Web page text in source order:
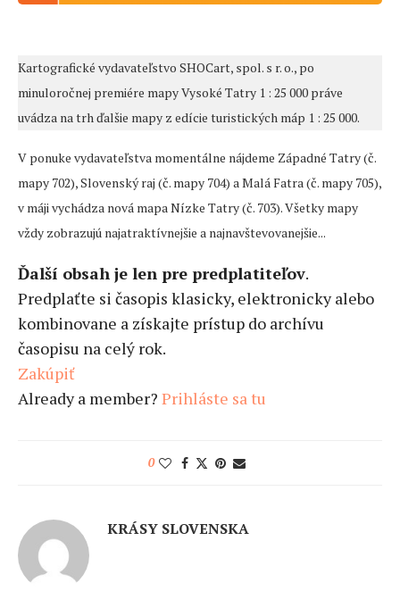
Kartografické vydavateľstvo SHOCart, spol. s r. o., po
minuloročnej premiére mapy Vysoké Tatry 1 : 25 000 práve
uvádza na trh ďalšie mapy z edície turistických máp 1 : 25 000.
V ponuke vydavateľstva momentálne nájdeme Západné Tatry (č.
mapy 702), Slovenský raj (č. mapy 704) a Malá Fatra (č. mapy 705),
v máji vychádza nová mapa Nízke Tatry (č. 703). Všetky mapy
vždy zobrazujú najatraktívnejšie a najnavštevovanejšie...
Ďalší obsah je len pre predplatiteľov.
Predplaťte si časopis klasicky, elektronicky alebo
kombinovane a získajte prístup do archívu
časopisu na celý rok.
Zakúpiť
Already a member? Prihláste sa tu
0
KRÁSY SLOVENSKA